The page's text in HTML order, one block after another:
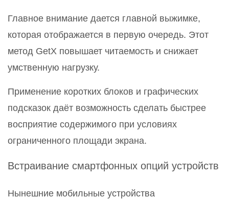
Главное внимание дается главной выжимке,
которая отображается в первую очередь. Этот
метод GetX повышает читаемость и снижает
умственную нагрузку.
Применение коротких блоков и графических
подсказок даёт возможность сделать быстрее
восприятие содержимого при условиях
ограниченного площади экрана.
Встраивание смартфонных опций устройств
Нынешние мобильные устройства